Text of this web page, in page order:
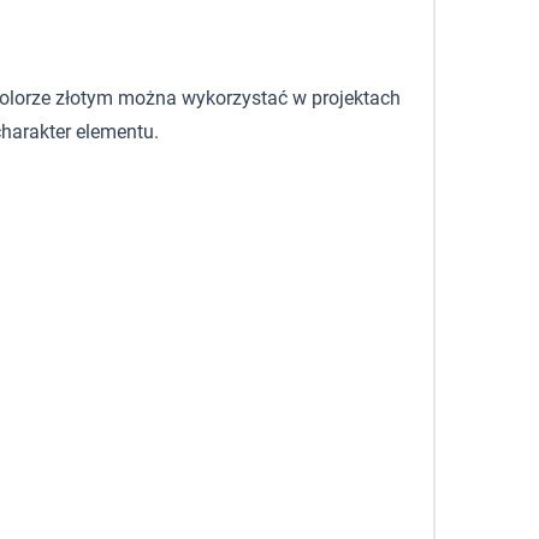
złotym można wykorzystać w projektach
elementu.